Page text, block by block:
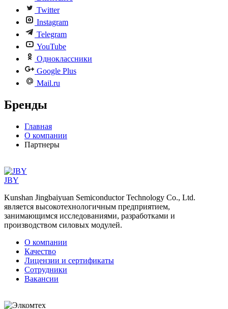
Twitter
Instagram
Telegram
YouTube
Одноклассники
Google Plus
Mail.ru
Бренды
Главная
О компании
Партнеры
JBY
Kunshan Jingbaiyuan Semiconductor Technology Co., Ltd.
является высокотехнологичным предприятием,
занимающимся исследованиями, разработками и
производством силовых модулей.
О компании
Качество
Лицензии и сертификаты
Сотрудники
Вакансии